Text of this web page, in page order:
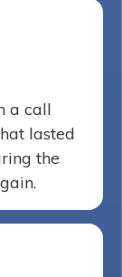
a call
lasted
the